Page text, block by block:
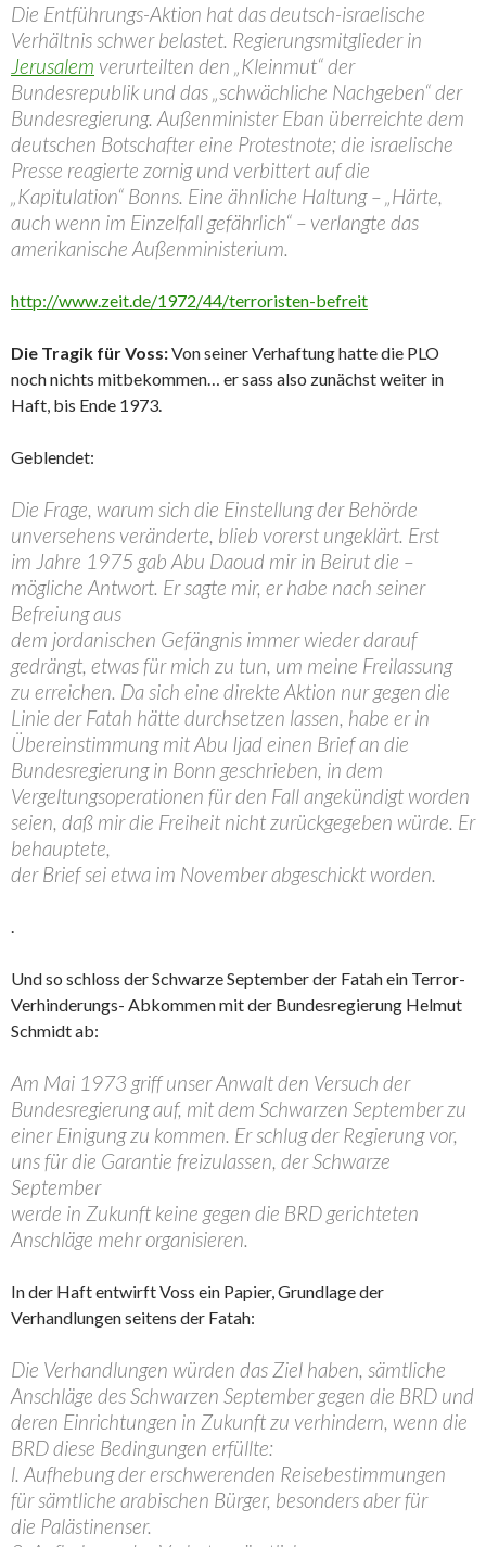
Die Entführungs-Aktion hat das deutsch-israelische
Verhältnis schwer belastet. Regierungsmitglieder in
Jerusalem verurteilten den „Kleinmut“ der
Bundesrepublik und das „schwächliche Nachgeben“ der
Bundesregierung. Außenminister Eban überreichte dem
deutschen Botschafter eine Protestnote; die israelische
Presse reagierte zornig und verbittert auf die
„Kapitulation“ Bonns. Eine ähnliche Haltung – „Härte,
auch wenn im Einzelfall gefährlich“ – verlangte das
amerikanische Außenministerium.
http://www.zeit.de/1972/44/terroristen-befreit
Die Tragik für Voss:Von seiner Verhaftung hatte die PLO
noch nichts mitbekommen… er sass also zunächst weiter in
Haft, bis Ende 1973.
Geblendet:
Die Frage, warum sich die Einstellung der Behörde
unversehens veränderte, blieb vorerst ungeklärt. Erst
im Jahre 1975 gab Abu Daoud mir in Beirut die –
mögliche Antwort. Er sagte mir, er habe nach seiner
Befreiung aus
dem jordanischen Gefängnis immer wieder darauf
gedrängt, etwas für mich zu tun, um meine Freilassung
zu erreichen. Da sich eine direkte Aktion nur gegen die
Linie der Fatah hätte durchsetzen lassen, habe er in
Übereinstimmung mit Abu Ijad einen Brief an die
Bundesregierung in Bonn geschrieben, in dem
Vergeltungsoperationen für den Fall angekündigt worden
seien, daß mir die Freiheit nicht zurückgegeben würde. Er
behauptete,
der Brief sei etwa im November abgeschickt worden.
.
Und so schloss der Schwarze September der Fatah ein Terror-
Verhinderungs- Abkommen mit der Bundesregierung Helmut
Schmidt ab:
Am Mai 1973 griff unser Anwalt den Versuch der
Bundesregierung auf, mit dem Schwarzen September zu
einer Einigung zu kommen. Er schlug der Regierung vor,
uns für die Garantie freizulassen, der Schwarze
September
werde in Zukunft keine gegen die BRD gerichteten
Anschläge mehr organisieren.
In der Haft entwirft Voss ein Papier, Grundlage der
Verhandlungen seitens der Fatah:
Die Verhandlungen würden das Ziel haben, sämtliche
Anschläge des Schwarzen September gegen die BRD und
deren Einrichtungen in Zukunft zu verhindern, wenn die
BRD diese Bedingungen erfüllte:
l. Aufhebung der erschwerenden Reisebestimmungen
für sämtliche arabischen Bürger, besonders aber für
die Palästinenser.